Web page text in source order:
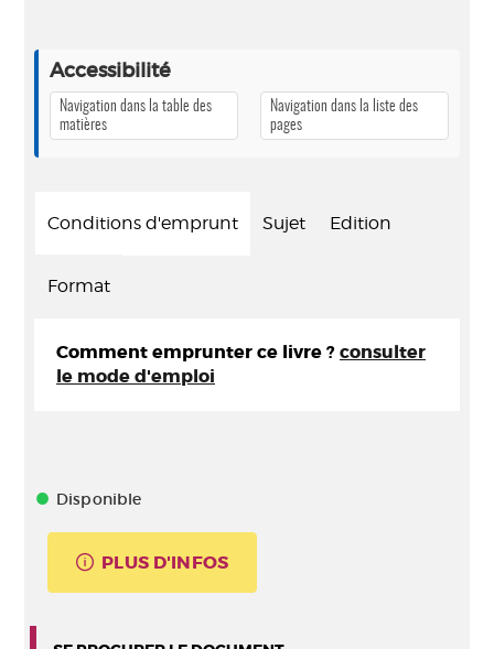
Accessibilité
Navigation dans la table des
matières
Navigation dans la liste des
pages
Conditions d'emprunt Sujet Edition
Format
Comment emprunter ce livre ? consulter
le mode d'emploi
Disponible
PLUS D'INFOS